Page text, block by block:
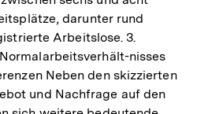
darunter rund
Arbeitslose. 3.
nisses
Neben den skizzierten
und Nachfrage auf den